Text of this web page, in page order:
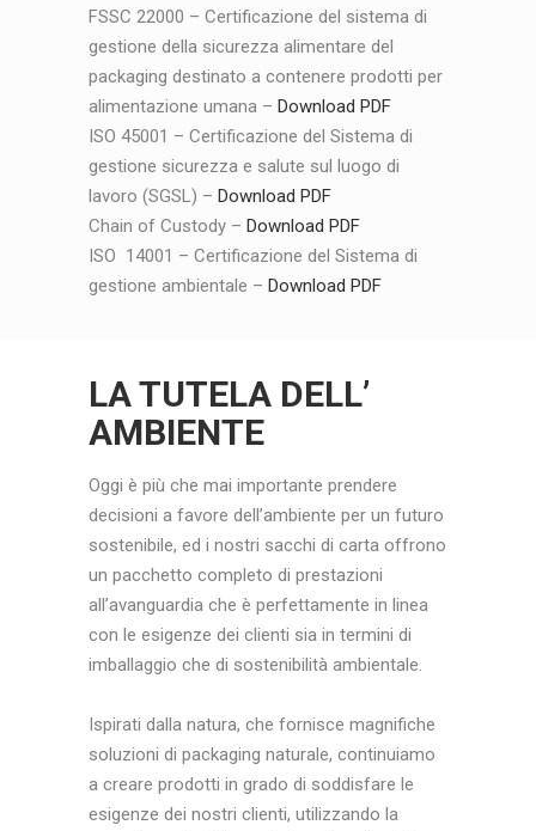
FSSC 22000 – Certificazione del sistema di
gestione della sicurezza alimentare del
packaging destinato a contenere prodotti per
alimentazione umana – Download PDF
ISO 45001 – Certificazione del Sistema di
gestione sicurezza e salute sul luogo di
lavoro (SGSL) – Download PDF
Chain of Custody – Download PDF
ISO 14001 – Certificazione del Sistema di
gestione ambientale – Download PDF
LA TUTELA DELL’
AMBIENTE
Oggi è più che mai importante prendere
decisioni a favore dell’ambiente per un futuro
sostenibile, ed i nostri sacchi di carta offrono
un pacchetto completo di prestazioni
all’avanguardia che è perfettamente in linea
con le esigenze dei clienti sia in termini di
imballaggio che di sostenibilità ambientale.
Ispirati dalla natura, che fornisce magnifiche
soluzioni di packaging naturale, continuiamo
a creare prodotti in grado di soddisfare le
esigenze dei nostri clienti, utilizzando la